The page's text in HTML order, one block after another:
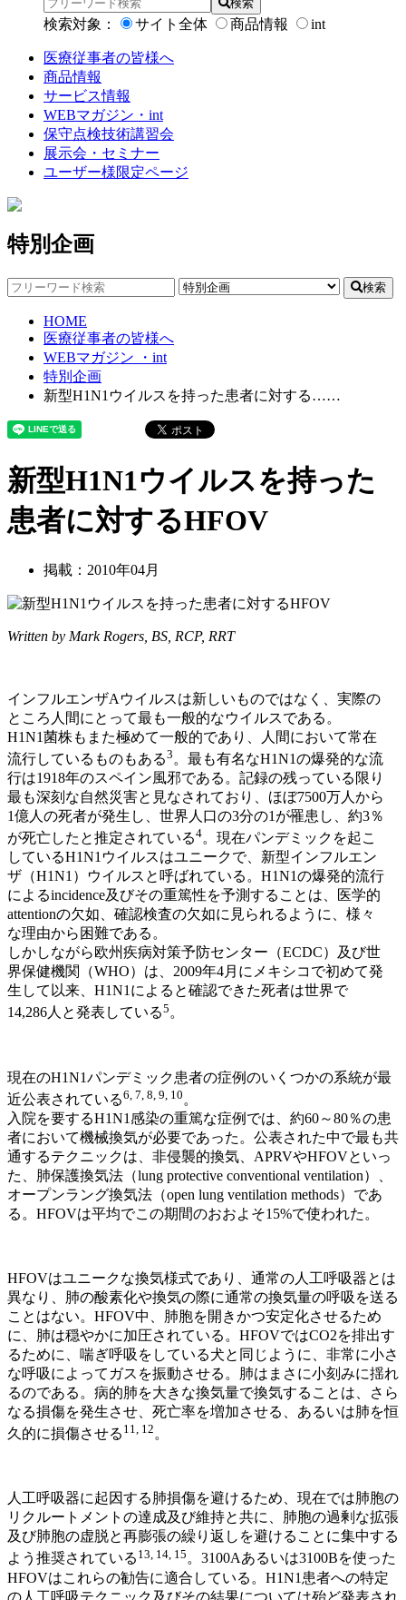
検索
検索対象： サイト全体 商品情報 int
医療従事者の皆様へ
商品情報
サービス情報
WEBマガジン・int
保守点検技術講習会
展示会・セミナー
ユーザー様限定ページ
特別企画
検索
HOME
医療従事者の皆様へ
WEBマガジン ・int
特別企画
新型H1N1ウイルスを持った患者に対する……
新型H1N1ウイルスを持った
患者に対するHFOV
掲載：2010年04月
Written by Mark Rogers, BS, RCP, RRT
インフルエンザAウイルスは新しいものではなく、実際の
ところ人間にとって最も一般的なウイルスである。
H1N1菌株もまた極めて一般的であり、人間において常在
流行しているものもある3 。最も有名なH1N1の爆発的な流
行は1918年のスペイン風邪である。記録の残っている限り
最も深刻な自然災害と見なされており、ほぼ7500万人から
1億人の死者が発生し、世界人口の3分の1が罹患し、約3％
が死亡したと推定されている4。現在パンデミックを起こ
しているH1N1ウイルスはユニークで、新型インフルエン
ザ（H1N1）ウイルスと呼ばれている。H1N1の爆発的流行
によるincidence及びその重篤性を予測することは、医学的
attentionの欠如、確認検査の欠如に見られるように、様々
な理由から困難である。
しかしながら欧州疾病対策予防センター（ECDC）及び世
界保健機関（WHO）は、2009年4月にメキシコで初めて発
生して以来、H1N1によると確認できた死者は世界で
14,286人と発表している5。
現在のH1N1パンデミック患者の症例のいくつかの系統が最
近公表されている6, 7, 8, 9, 10 。
入院を要するH1N1感染の重篤な症例では、約60～80％の患
者において機械換気が必要であった。公表された中で最も共
通するテクニックは、非侵襲的換気、APRVやHFOVといっ
た、肺保護換気法（lung protective conventional ventilation）、
オープンラング換気法（open lung ventilation methods）であ
る。HFOVは平均でこの期間のおおよそ15%で使われた。
HFOVはユニークな換気様式であり、通常の人工呼吸器とは
異なり、肺の酸素化や換気の際に通常の換気量の呼吸を送る
ことはない。HFOV中、肺胞を開きかつ安定化させるため
に、肺は穏やかに加圧されている。HFOVではCO2を排出す
るために、喘ぎ呼吸をしている犬と同じように、非常に小さ
な呼吸によってガスを振動させる。肺はまさに小刻みに揺れ
るのである。病的肺を大きな換気量で換気することは、さら
なる損傷を発生させ、死亡率を増加させる、あるいは肺を恒
久的に損傷させる 11, 12 。
人工呼吸器に起因する肺損傷を避けるため、現在では肺胞の
リクルートメントの達成及び維持と共に、肺胞の過剰な拡張
及び肺胞の虚脱と再膨張の繰り返しを避けることに集中する
よう推奨されている 13, 14, 15。3100Aあるいは3100Bを使った
HFOVはこれらの勧告に適合している。H1N1患者への特定
の人工呼吸テクニック及びその結果については殆ど発表され